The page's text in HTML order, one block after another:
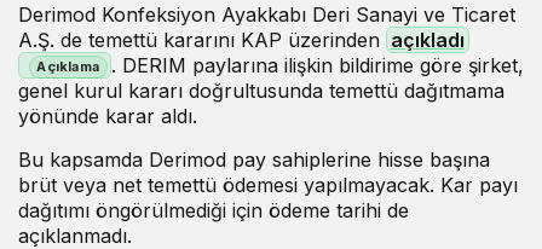
Derimod Konfeksiyon Ayakkabı Deri Sanayi ve Ticaret
A.Ş. de temettü kararını KAP üzerinden açıkladı
. DERIM paylarına ilişkin bildirime göre şirket,
genel kurul kararı doğrultusunda temettü dağıtmama
yönünde karar aldı.
Bu kapsamda Derimod pay sahiplerine hisse başına
brüt veya net temettü ödemesi yapılmayacak. Kar payı
dağıtımı öngörülmediği için ödeme tarihi de
açıklanmadı.